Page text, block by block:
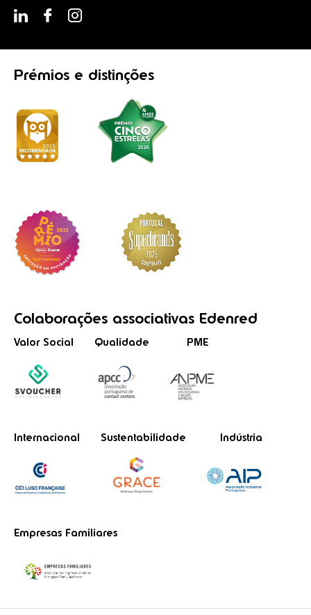
Prémios e distinções
Colaborações associativas Edenred
Valor Social Qualidade PME
Internacional Sustentabilidade Indústria
Empresas Familiares